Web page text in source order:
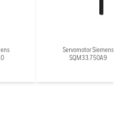
Servomotor Siemens
SQM33.750A9